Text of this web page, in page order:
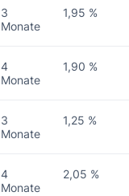
3
Monate
1,95 %
4
Monate
1,90 %
3
Monate
1,25 %
4
Monate
2,05 %